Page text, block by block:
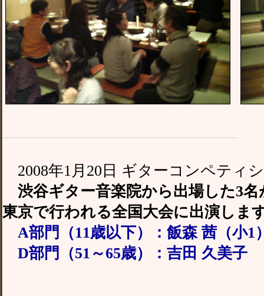
2008年1月20日 ギターコンペティ
渋谷ギター音楽院から出場した3名
東京で行われる全国大会に出演しま
A部門（11歳以下）：飯森 茜（小1
D部門（51～65歳）：吉田 久美子